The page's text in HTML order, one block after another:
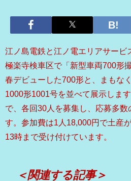
江ノ島電鉄と江ノ電エリアサービ
極楽寺検車区で「新型車両700形
春デビューした700形と、まもな
1000形1001号を並べて展示しま
で、各回30人を募集し、応募多数
す。参加費は1人18,000円で土産
13時まで受け付けています。
＜関連する記事＞